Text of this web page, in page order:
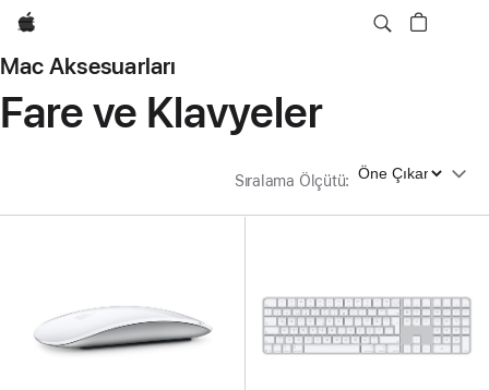
wzlhp
Mac Aksesuarları
Fare ve Klavyeler
Sıralama Ölçütü: Sıralama Ölçütü